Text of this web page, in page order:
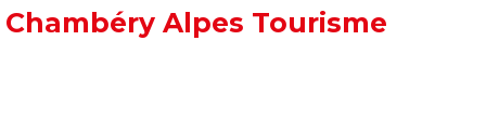
Chambéry Alpes Tourisme